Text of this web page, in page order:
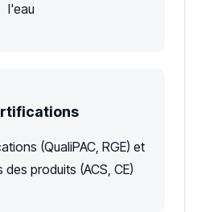
l'eau
(QualiPAC, RGE) et
produits (ACS, CE)